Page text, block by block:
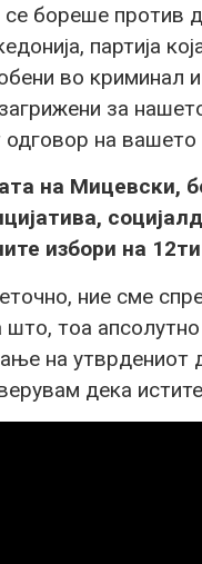
се бореше против
партија
во криминал и
за
одговор на
на Мицевски,
избори на
ние сме
што, тоа
на утврдениот
дека